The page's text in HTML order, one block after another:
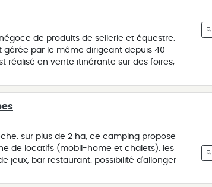
20 × 10 m + pataugeoire, terrains de
m², situé dans le corps de ferme le
une excellente diversification du
ca) accueil de groupes : mariages,
? pizzeria (25 à 28 % du ca) le
et de diversification (événementiel, éco-
données financières clés : ca annuel
: ? 76 k euros aucune procédure ni
totale d'is pendant 5 ans en cas de
exploitants (transmission douce).
la vente du foncier (murs). il est possible
de produits de sellerie et équestre.
par le même dirigeant depuis 40
réalisé en vente itinérante sur des foires,
une surface de vente importante. gros
sur plus de 2 ha, ce camping propose
de locatifs (mobil-home et chalets). les
jeux, bar restaurant. possibilité d'allonger
pour des raisons familiales.